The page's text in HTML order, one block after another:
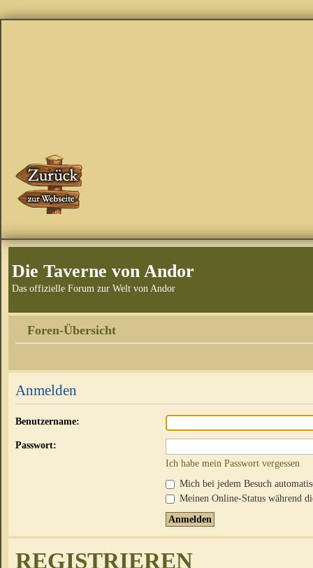
Die Taverne von Andor
Das offizielle Forum zur Welt von Andor
Foren-Übersicht
Anmelden
Benutzername:
Passwort:
Ich habe mein Passwort vergessen
Mich bei jedem Besuch
Meinen Online-Status während
REGISTRIEREN